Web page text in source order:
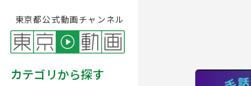
東京都公式動画チャンネル
カテゴリから探す